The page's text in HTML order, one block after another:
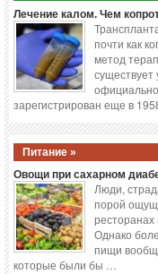
Лечение калом. Чем
почти как
метод
зарегистрирован еще в
Питание »
Овощи при сахарном
Люди,
порой
Однако
пищи
которые были бы …